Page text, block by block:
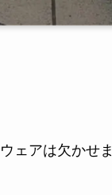
ェアは欠かせま